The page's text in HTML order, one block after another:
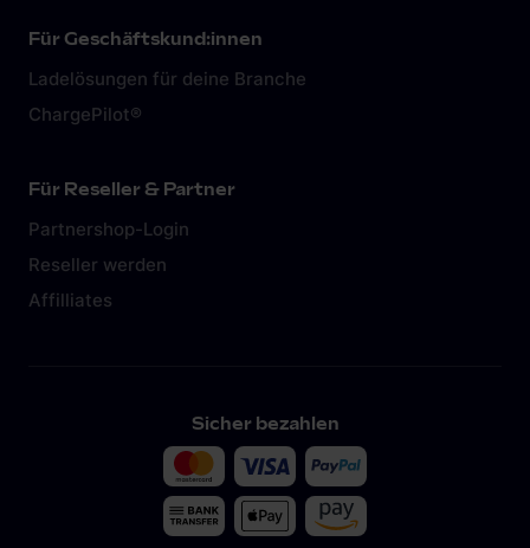
Für Geschäftskund:innen
Ladelösungen für deine Branche
ChargePilot®
Für Reseller & Partner
Partnershop-Login
Reseller werden
Affilliates
Sicher bezahlen